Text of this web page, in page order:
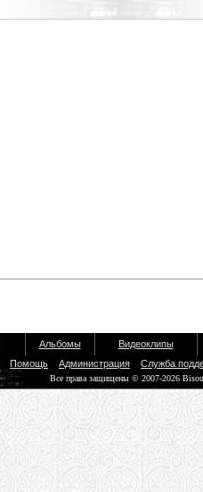
Альбомы
Видеоклипы
Помощь Администрация Служба
Все права защищены © 2007-2026